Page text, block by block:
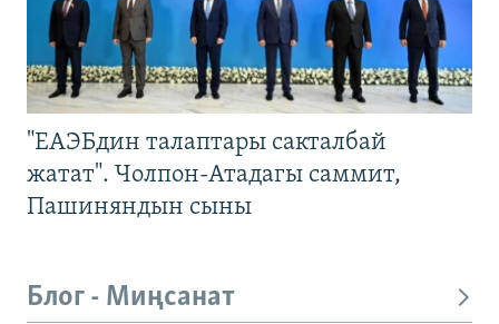
"ЕАЭБдин талаптары сакталбай
жатат". Чолпон-Атадагы саммит,
Пашиняндын сыны
Блог - Миңсанат